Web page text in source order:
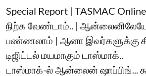
Special Report | TASMAC
நிற்க வேண்டாம்.. |
பண்ணலாம் | ஆனா இவர்களுக்கு
டிஜிட்டல் மயமாகும் டாஸ்மாக்..
டாஸ்மாக்-ல் ஆன்லைன் ஷாப்பிங்...